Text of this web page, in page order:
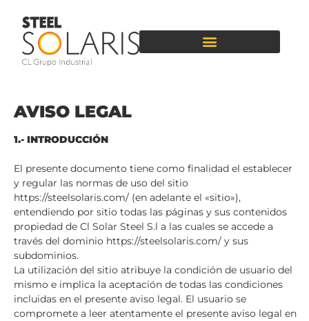
AVISO LEGAL
1.- INTRODUCCIÓN
El presente documento tiene como finalidad el establecer
y regular las normas de uso del sitio
https://steelsolaris.com/ (en adelante el «sitio»),
entendiendo por sitio todas las páginas y sus contenidos
propiedad de Cl Solar Steel S.l a las cuales se accede a
través del dominio https://steelsolaris.com/ y sus
subdominios.
La utilización del sitio atribuye la condición de usuario del
mismo e implica la aceptación de todas las condiciones
incluidas en el presente aviso legal. El usuario se
compromete a leer atentamente el presente aviso legal en